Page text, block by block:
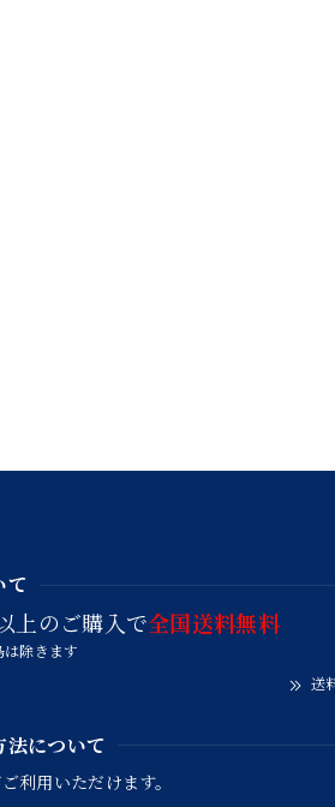
て
上のご購入で全国送料無料
除きます
送
法について
利用いただけます。